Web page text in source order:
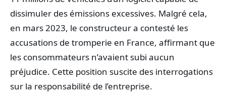
dissimuler des émissions excessives. Malgré cela,
en mars 2023, le constructeur a contesté les
accusations de tromperie en France, affirmant que
les consommateurs n’avaient subi aucun
préjudice. Cette position suscite des interrogations
sur la responsabilité de l’entreprise.